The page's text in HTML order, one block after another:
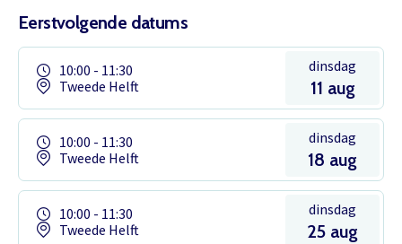
Eerstvolgende datums
10:00 - 11:30
Tweede Helft
dinsdag
11 aug
10:00 - 11:30
Tweede Helft
dinsdag
18 aug
10:00 - 11:30
Tweede Helft
dinsdag
25 aug